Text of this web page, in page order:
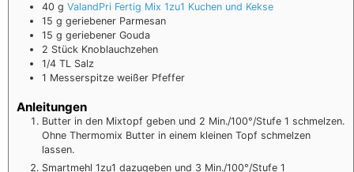
40 g ValandPri Fertig Mix 1zu1 Kuchen und Kekse
15 g geriebener Parmesan
15 g geriebener Gouda
2 Stück Knoblauchzehen
1/4 TL Salz
1 Messerspitze weißer Pfeffer
Anleitungen
Butter in den Mixtopf geben und 2 Min./100°/Stufe 1 schmelzen.
Ohne Thermomix Butter in einem kleinen Topf schmelzen
lassen.
Smartmehl 1zu1 dazugeben und 3 Min./100°/Stufe 1